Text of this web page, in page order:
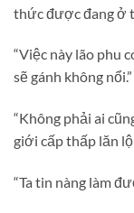
thức được đang ở
“Việc này lão phu
sẽ gánh không
“Không phải ai
giới cấp thấp lăn
“Ta tin nàng làm